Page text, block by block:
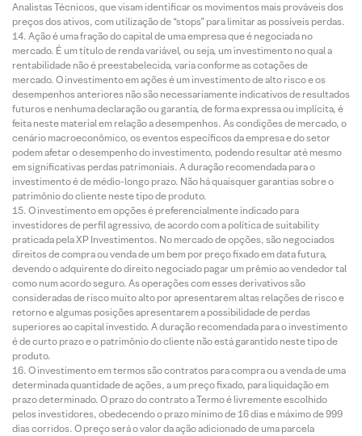
Analistas Técnicos, que visam identificar os movimentos mais prováveis dos
preços dos ativos, com utilização de “stops” para limitar as possíveis perdas.
Ação é uma fração do capital de uma empresa que é negociada no
mercado. É um título de renda variável, ou seja, um investimento no qual a
rentabilidade não é preestabelecida, varia conforme as cotações de
mercado. O investimento em ações é um investimento de alto risco e os
desempenhos anteriores não são necessariamente indicativos de resultados
futuros e nenhuma declaração ou garantia, de forma expressa ou implícita, é
feita neste material em relação a desempenhos. As condições de mercado, o
cenário macroeconômico, os eventos específicos da empresa e do setor
podem afetar o desempenho do investimento, podendo resultar até mesmo
em significativas perdas patrimoniais. A duração recomendada para o
investimento é de médio-longo prazo. Não há quaisquer garantias sobre o
patrimônio do cliente neste tipo de produto.
O investimento em opções é preferencialmente indicado para
investidores de perfil agressivo, de acordo com a política de suitability
praticada pela XP Investimentos. No mercado de opções, são negociados
direitos de compra ou venda de um bem por preço fixado em data futura,
devendo o adquirente do direito negociado pagar um prêmio ao vendedor tal
como num acordo seguro. As operações com esses derivativos são
consideradas de risco muito alto por apresentarem altas relações de risco e
retorno e algumas posições apresentarem a possibilidade de perdas
superiores ao capital investido. A duração recomendada para o investimento
é de curto prazo e o patrimônio do cliente não está garantido neste tipo de
produto.
O investimento em termos são contratos para compra ou a venda de uma
determinada quantidade de ações, a um preço fixado, para liquidação em
prazo determinado. O prazo do contrato a Termo é livremente escolhido
pelos investidores, obedecendo o prazo mínimo de 16 dias e máximo de 999
dias corridos. O preço será o valor da ação adicionado de uma parcela